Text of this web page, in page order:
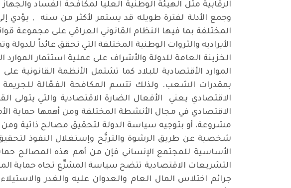
الرقابية مثل الهيئة الوطنية العليا لمكافحة الفساد
وجمع الأدلة لفترة طويله قد يستمر لأكثر من سنه , يؤدي
المختلفة بما فيها النظام القانوني العراقي على مجموعة
الأيراديه والثروات الوطنية المختلفة التي تحقق عائداً
الخزينة العامة للدولة والأشراف على عملية استثمار
الموارد الأقتصادية للبلاد كما تشتمل الأنظمة القانونية
بمقدرات الشعب. ولذلك تتسم المكافحة الفعّالة للجريمة
الاقتصادي يعني الأفعال الضارة الاقتصادية والتي يتولى
الاقتصادي في مجال الأنشطة المختلفة ومن أهمها حماية
مشروعة، أو بتوجيه سياسة الدولة لتحقيق مصالح ذاتية
شخصية عن طريق الرشوة والتربُّح وإستغلال النفوذ
الأساسية للمجتمع الإنساني فإن من أهم هذه المصالح
التشريعات الاقتصادية تتضح سياسة المشرِّع تجاه حماية
جرائم اختلاس المال العام والعدوان عليه والغدر